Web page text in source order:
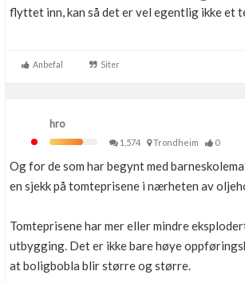
flyttet inn, kan så det er vel egentlig ikke et
Anbefal Siter
hro
1,574
Trondheim 0
Og for de som har begynt med
en sjekk på tomteprisene i nærheten av
Tomteprisene har mer eller mindre
utbygging. Det er ikke bare høye
at boligbobla blir større og større.